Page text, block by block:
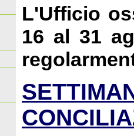
L'Ufficio
16 al 31